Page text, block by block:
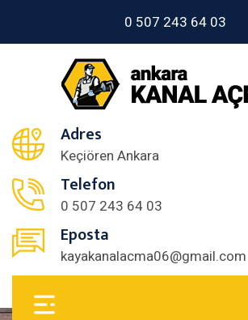
0 507 243 64 03
Adres
Keçiören Ankara
Telefon
0 507 243 64 03
Eposta
kayakanalacma06@gmail.com